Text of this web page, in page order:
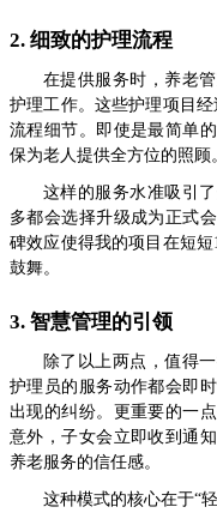
2. 细致的护理流程
在提供服务时，养老
护理工作。这些护理项目
流程细节。即使是最简单
保为老人提供全方位的照顾
这样的服务水准吸引
多都会选择升级成为正式
碑效应使得我的项目在短
鼓舞。
3. 智慧管理的引领
除了以上两点，值得
护理员的服务动作都会即
出现的纠纷。更重要的一
意外，子女会立即收到通
养老服务的信任感。
这种模式的核心在于“